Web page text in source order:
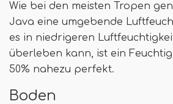
Wie bei den meisten Tropen
Java eine umgebende
es in niedrigeren
überleben kann, ist ein
50% nahezu perfekt.
Boden